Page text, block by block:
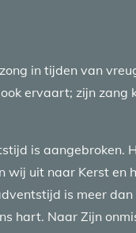
in tijden van
ervaart; zijn zang
is aangebroken.
wij uit naar Kerst en
is meer
hart. Naar Zijn